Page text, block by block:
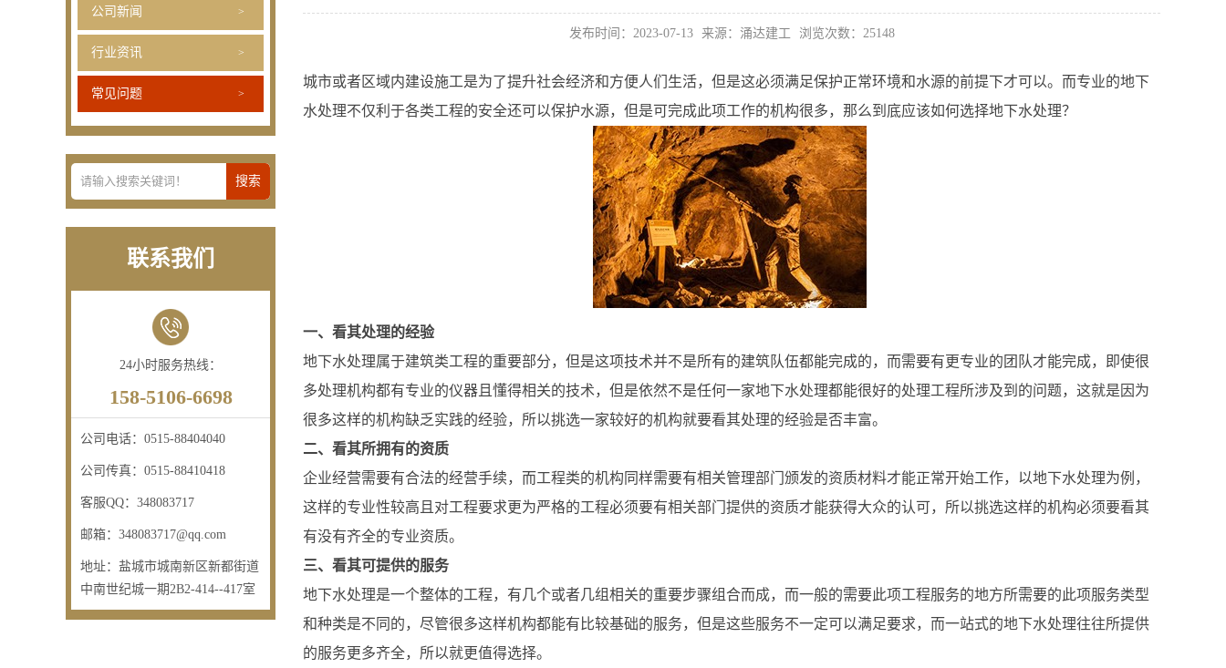
公司新闻
行业资讯
常见问题
联系我们
24小时服务热线：
158-5106-6698
公司电话： 0515-88404040
公司传真： 0515-88410418
客服QQ： 348083717
邮箱： 348083717@qq.com
地址： 盐城市城南新区新都街道
中南世纪城一期2B2-414--417室
发布时间：2023-07-13 来源：涌达建工 浏览次数：25148
城市或者区域内建设施工是为了提升社会经济和方便人们生活，但是这必须满足保护正常环境和水源的前提下才可以。而专业的地下
水处理不仅利于各类工程的安全还可以保护水源，但是可完成此项工作的机构很多，那么到底应该如何选择地下水处理？
一、看其处理的经验
地下水处理属于建筑类工程的重要部分，但是这项技术并不是所有的建筑队伍都能完成的，而需要有更专业的团队才能完成，即使很
多处理机构都有专业的仪器且懂得相关的技术，但是依然不是任何一家地下水处理都能很好的处理工程所涉及到的问题，这就是因为
很多这样的机构缺乏实践的经验，所以挑选一家较好的机构就要看其处理的经验是否丰富。
二、看其所拥有的资质
企业经营需要有合法的经营手续，而工程类的机构同样需要有相关管理部门颁发的资质材料才能正常开始工作，以地下水处理为例，
这样的专业性较高且对工程要求更为严格的工程必须要有相关部门提供的资质才能获得大众的认可，所以挑选这样的机构必须要看其
有没有齐全的专业资质。
三、看其可提供的服务
地下水处理是一个整体的工程，有几个或者几组相关的重要步骤组合而成，而一般的需要此项工程服务的地方所需要的此项服务类型
和种类是不同的，尽管很多这样机构都能有比较基础的服务，但是这些服务不一定可以满足要求，而一站式的地下水处理往往所提供
的服务更多齐全，所以就更值得选择。